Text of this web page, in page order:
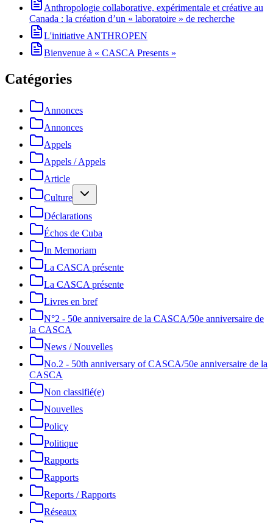
Anthropologie collaborative, expérimentale et créative au
Canada : la création d’un « laboratoire » de recherche
L'initiative ANTHROPEN
Bienvenue à « CASCA Presents »
Catégories
Annonces
Annonces
Appels
Appels / Appels
Article
Culture
Déclarations
Échos de Cuba
In Memoriam
La CASCA présente
La CASCA présente
Livres en bref
N°2 - 50e anniversaire de la CASCA/50e anniversaire de
la CASCA
News / Nouvelles
No.2 - 50th anniversary of CASCA/50e anniversaire de la
CASCA
Non classifié(e)
Nouvelles
Policy
Politique
Rapports
Rapports
Reports / Rapports
Réseaux